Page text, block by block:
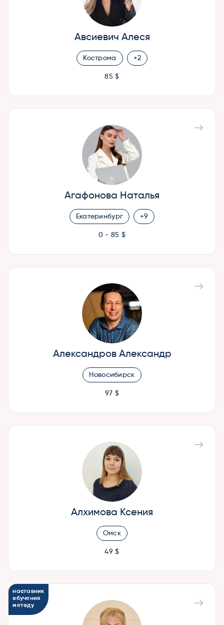
Авсиевич Алеся
Кострома +2
85 $
Агафонова Наталья
Екатеринбург +9
0 - 85 $
Александров Александр
Новосибирск
97 $
Алхимова Ксения
Омск
49 $
наставник
обучения
методу